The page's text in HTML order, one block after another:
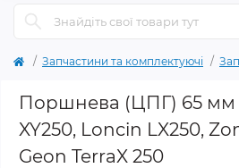
Запчастини та комплектуючі
Поршнева (ЦПГ) 65 мм
XY250, Loncin LX250,
Geon TerraX 250